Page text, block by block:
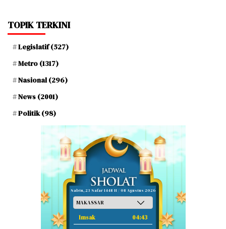
TOPIK TERKINI
Legislatif(527)
Metro (1317)
Nasional(296)
News (2001)
Politik(98)
Sabtu, 23 Safar 1448 H / 08 Agustus 2026
Imsak 04:43